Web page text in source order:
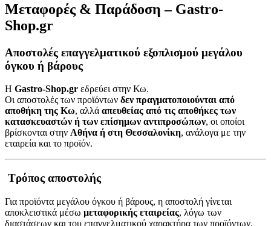
Μεταφορές & Παράδοση – Gastro-
Shop.gr
Αποστολές επαγγελματικού εξοπλισμού μεγάλου
όγκου ή βάρους
Η Gastro-Shop.gr εδρεύει στην Κω.
Οι αποστολές των προϊόντων δεν πραγματοποιούνται από
αποθήκη της Κω, αλλά απευθείας από τις αποθήκες των
κατασκευαστών ή των επίσημων αντιπροσώπων, οι οποίοι
βρίσκονται στην Αθήνα ή στη Θεσσαλονίκη, ανάλογα με την
εταιρεία και το προϊόν.
Τρόπος αποστολής
Για προϊόντα μεγάλου όγκου ή βάρους, η αποστολή γίνεται
αποκλειστικά μέσω μεταφορικής εταιρείας, λόγω των
διαστάσεων και του επαγγελματικού χαρακτήρα των προϊόντων.